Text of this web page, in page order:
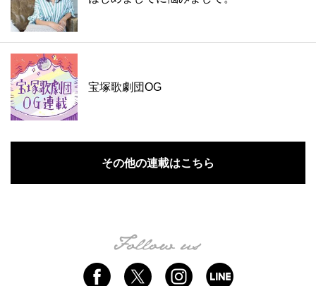
宝塚歌劇団OG
その他の連載はこちら